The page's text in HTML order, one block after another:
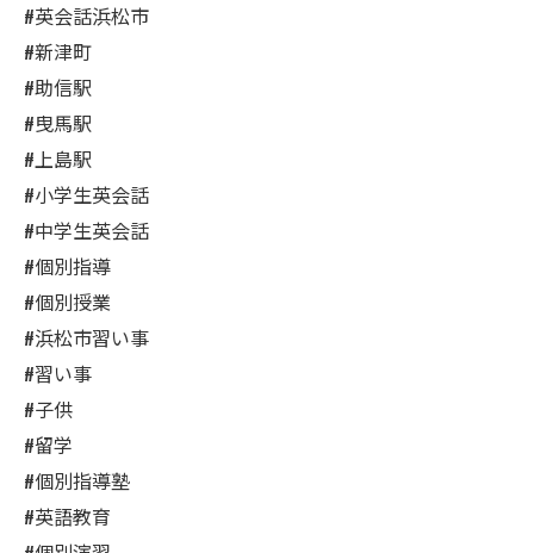
#英会話浜松市
#新津町
#助信駅
#曳馬駅
#上島駅
#小学生英会話
#中学生英会話
#個別指導
#個別授業
#浜松市習い事
#習い事
#子供
#留学
#個別指導塾
#英語教育